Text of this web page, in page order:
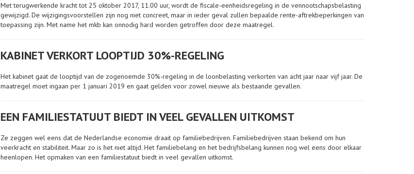
Met terugwerkende kracht tot 25 oktober 2017, 11.00 uur, wordt de fiscale-eenheidsregeling in de vennootschapsbelasting
gewijzigd. De wijzigingsvoorstellen zijn nog niet concreet, maar in ieder geval zullen bepaalde rente-aftrekbeperkingen van
toepassing zijn. Met name het mkb kan onnodig hard worden getroffen door deze maatregel.
KABINET VERKORT LOOPTIJD 30%-REGELING
Het kabinet gaat de looptijd van de zogenoemde 30%-regeling in de loonbelasting verkorten van acht jaar naar vijf jaar. De
maatregel moet ingaan per 1 januari 2019 en gaat gelden voor zowel nieuwe als bestaande gevallen.
EEN FAMILIESTATUUT BIEDT IN VEEL GEVALLEN UITKOMST
Ze zeggen wel eens dat de Nederlandse economie draait op familiebedrijven. Familiebedrijven staan bekend om hun
veerkracht en stabiliteit. Maar zo is het niet altijd. Het familiebelang en het bedrijfsbelang kunnen nog wel eens door elkaar
heenlopen. Het opmaken van een familiestatuut biedt in veel gevallen uitkomst.